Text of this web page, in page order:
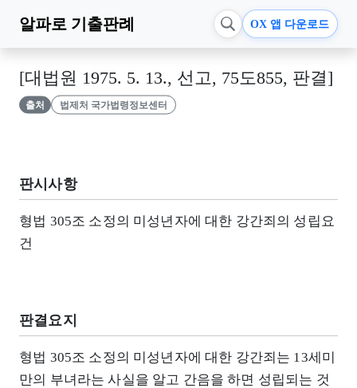
알파로 기출판례 OX 앱 다운로드
[대법원 1975. 5. 13., 선고, 75도855, 판결]
출처 법제처 국가법령정보센터
판시사항
형법 305조 소정의 미성년자에 대한 강간죄의 성립요
건
판결요지
형법 305조 소정의 미성년자에 대한 강간죄는 13세미
만의 부녀라는 사실을 알고 간음을 하면 성립되는 것